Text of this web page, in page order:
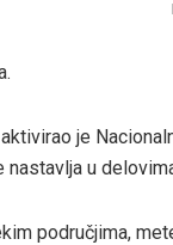
je
u
područjima,